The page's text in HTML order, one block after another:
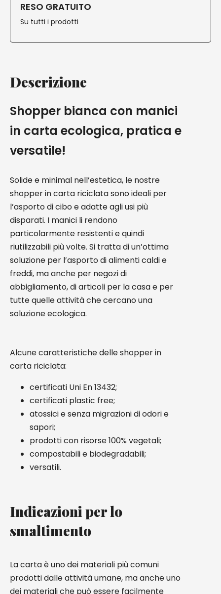
RESO GRATUITO
Su tutti i prodotti
Descrizione
Shopper bianca con manici
in carta ecologica, pratica e
versatile!
Solide e minimal nell’estetica, le nostre
shopper in carta riciclata sono ideali per
l’asporto di cibo e adatte agli usi più
disparati. I manici li rendono
particolarmente resistenti e quindi
riutilizzabili più volte. Si tratta di un’ottima
soluzione per l’asporto di alimenti caldi e
freddi, ma anche per negozi di
abbigliamento, di articoli per la casa e per
tutte quelle attività che cercano una
soluzione ecologica.
Alcune caratteristiche delle shopper in
carta riciclata:
certificati Uni En 13432;
certificati plastic free;
atossici e senza migrazioni di odori e
sapori;
prodotti con risorse 100% vegetali;
compostabili e biodegradabili;
versatili.
Indicazioni per lo
smaltimento
La carta è uno dei materiali più comuni
prodotti dalle attività umane, ma anche uno
dei materiali che può essere facilmente